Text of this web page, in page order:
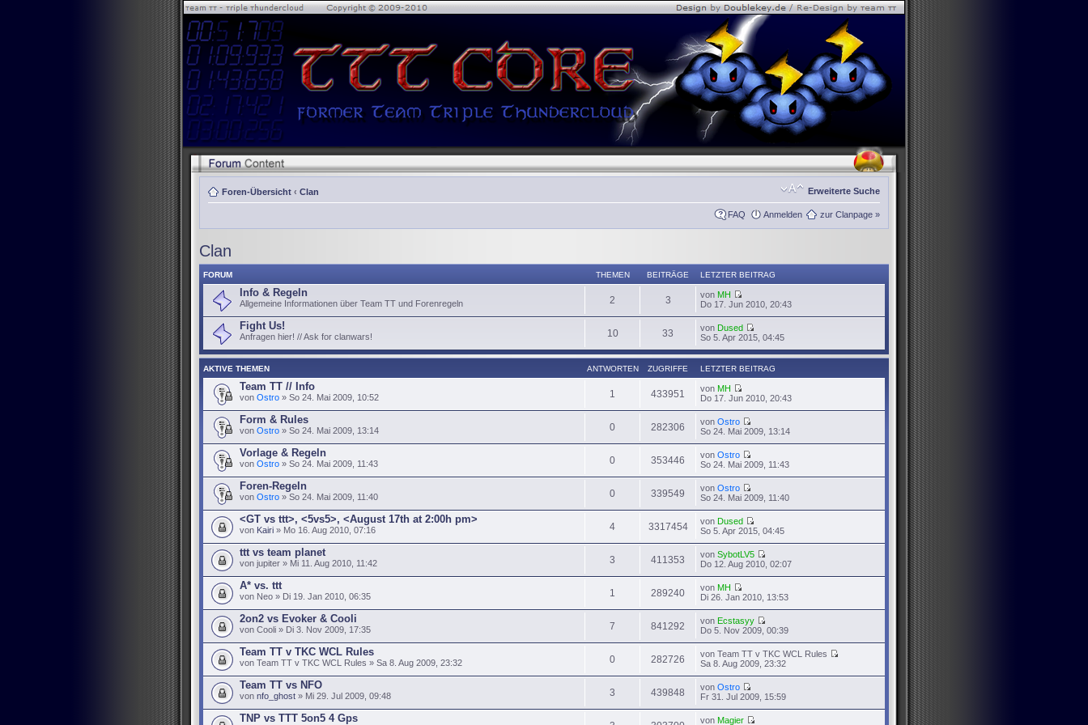
Foren-Übersicht ‹ Clan Erweiterte Suche
FAQ Anmelden zur Clanpage »
Clan
FORUM THEMEN BEITRÄGE LETZTER BEITRAG
Info & Regeln
Allgemeine Informationen über Team TT und Forenregeln 2 3 von MH
Do 17. Jun 2010, 20:43
Fight Us!
Anfragen hier! // Ask for clanwars! 10 33 von Dused
So 5. Apr 2015, 04:45
AKTIVE THEMEN ANTWORTEN ZUGRIFFE LETZTER BEITRAG
Team TT // Info
von Ostro » So 24. Mai 2009, 10:52 1 433951 von MH
Do 17. Jun 2010, 20:43
Form & Rules
von Ostro » So 24. Mai 2009, 13:14 0 282306 von Ostro
So 24. Mai 2009, 13:14
Vorlage & Regeln
von Ostro » So 24. Mai 2009, 11:43 0 353446 von Ostro
So 24. Mai 2009, 11:43
Foren-Regeln
von Ostro » So 24. Mai 2009, 11:40 0 339549 von Ostro
So 24. Mai 2009, 11:40
<GT vs ttt>, <5vs5>, <August 17th at 2:00h pm>
von Kairi » Mo 16. Aug 2010, 07:16 4 3317454 von Dused
So 5. Apr 2015, 04:45
ttt vs team planet
von jupiter » Mi 11. Aug 2010, 11:42 3 411353 von SybotLV5
Do 12. Aug 2010, 02:07
A* vs. ttt
von Neo » Di 19. Jan 2010, 06:35 1 289240 von MH
Di 26. Jan 2010, 13:53
2on2 vs Evoker & Cooli
von Cooli » Di 3. Nov 2009, 17:35 7 841292 von Ecstasyy
Do 5. Nov 2009, 00:39
Team TT v TKC WCL Rules
von Team TT v TKC WCL Rules » Sa 8. Aug 2009, 23:32 0 282726
von Team TT v TKC WCL Rules
Sa 8. Aug 2009, 23:32
Team TT vs NFO
von nfo_ghost » Mi 29. Jul 2009, 09:48 3 439848 von Ostro
Fr 31. Jul 2009, 15:59
TNP vs TTT 5on5 4 Gps von Magier